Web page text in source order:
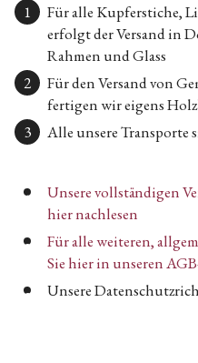
Für alle Kupferstiche,
erfolgt der Versand in
Rahmen und Glass
Für den Versand von
fertigen wir eigens
Alle unsere Transporte
Unsere vollständigen
hier nachlesen
Für alle weiteren,
Sie hier in unseren
Unsere